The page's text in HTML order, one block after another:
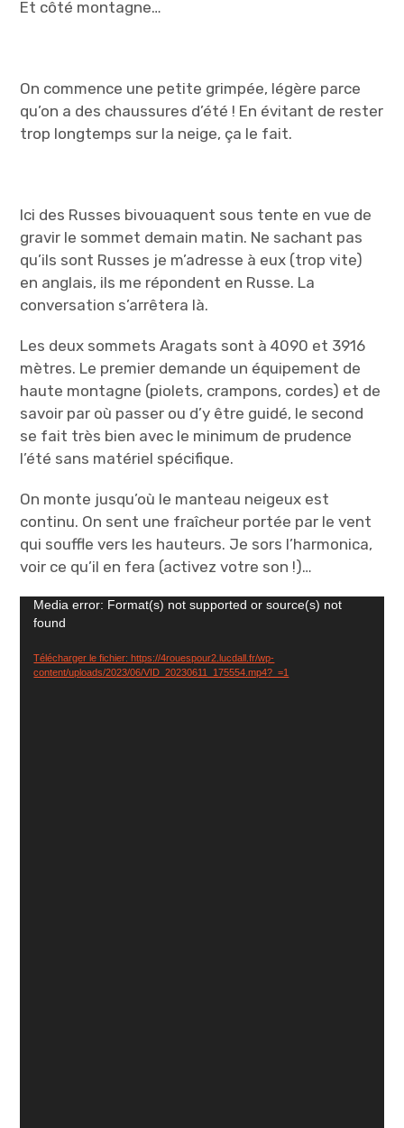
Et côté montagne…
On commence une petite grimpée, légère parce
qu’on a des chaussures d’été ! En évitant de rester
trop longtemps sur la neige, ça le fait.
Ici des Russes bivouaquent sous tente en vue de
gravir le sommet demain matin. Ne sachant pas
qu’ils sont Russes je m’adresse à eux (trop vite)
en anglais, ils me répondent en Russe. La
conversation s’arrêtera là.
Les deux sommets Aragats sont à 4090 et 3916
mètres. Le premier demande un équipement de
haute montagne (piolets, crampons, cordes) et de
savoir par où passer ou d’y être guidé, le second
se fait très bien avec le minimum de prudence
l’été sans matériel spécifique.
On monte jusqu’où le manteau neigeux est
continu. On sent une fraîcheur portée par le vent
qui souffle vers les hauteurs. Je sors l’harmonica,
voir ce qu’il en fera (activez votre son !)…
Lecteur
vidéo
Media error: Format(s) not supported or source(s) not
found
Télécharger le fichier: https://4rouespour2.lucdall.fr/wp-
content/uploads/2023/06/VID_20230611_175554.mp4?_=1